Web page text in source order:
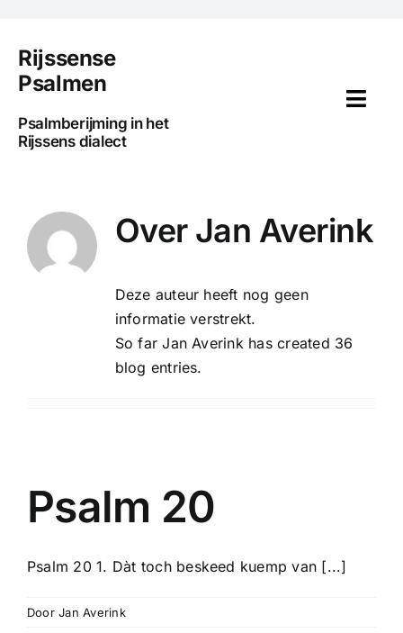
naar
inhoud
Rijssense
Psalmen
Psalmberijming in het
Rijssens dialect
Voorwoord
Uitleg
Over Jan Averink
Deze auteur heeft nog geen
informatie verstrekt.
So far Jan Averink has created 36
blog entries.
Psalm 20
Psalm 20 1. Dàt toch beskeed kuemp van [...]
DoorJan Averink